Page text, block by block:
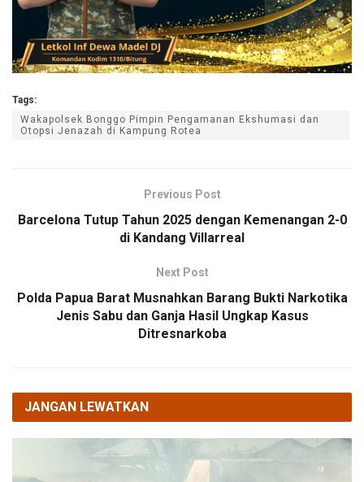
Tags:
Wakapolsek Bonggo Pimpin Pengamanan Ekshumasi dan
Otopsi Jenazah di Kampung Rotea
Previous Post
Barcelona Tutup Tahun 2025 dengan Kemenangan 2-0
di Kandang Villarreal
Next Post
Polda Papua Barat Musnahkan Barang Bukti Narkotika
Jenis Sabu dan Ganja Hasil Ungkap Kasus
Ditresnarkoba
JANGAN LEWATKAN